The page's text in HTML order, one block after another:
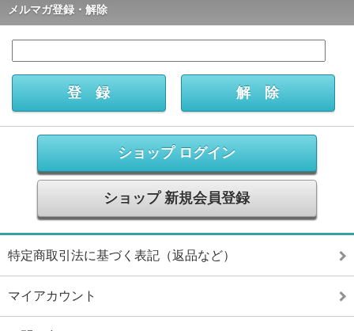
メルマガ登録・解除
ショップ ログイン
ショップ 新規会員登録
特定商取引法に基づく表記（返品など）
マイアカウント